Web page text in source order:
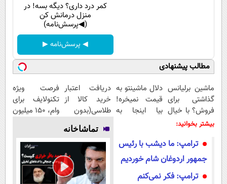
گوناگون
سلامت
بین الملل
اجتماعی
سیاست خارجی
کمر درد داری؟ دیگه بسه! در
منزل درمانش کن
(◀پرسش‌نامه)
◀ پرسش‌نامه ▶
مطالب پیشنهادی
ماشین برلیانس
گذاشتی برای
فروش؟ با خیال
راحت بفروش
دلال ماشینتو به
قیمت نمیخره!
بیا اینجا به
خریدار واقعی*
دریافت اعتبار
خرید کالا از
طلاسی(بدون
ضامن، بدون
بهره)
فرصت ویژه
تکنولایف برای
وام، 150 میلیون
بیشتر بخوانید:
ترامپ: ما دیشب با رئیس
جمهور اردوغان شام خوردیم
ترامپ: فکر نمی‌کنم
تماشاخانه